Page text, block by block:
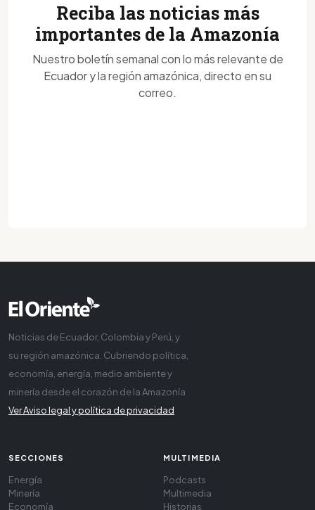
Reciba las noticias más
importantes de la Amazonía
Nuestro boletín semanal con lo más relevante de
Ecuador y la región amazónica, directo en su
correo.
Noticias de Ecuador, Colombia y Perú, y
su región amazónica. Cubriendo política,
economía, energía, medio ambiente y
minería desde el corazón de la Amazonía
Ver Aviso legal y política de privacidad
SECCIONES
Energía
Minería
Economía
MULTIMEDIA
Podcasts
Multimedia
Historias